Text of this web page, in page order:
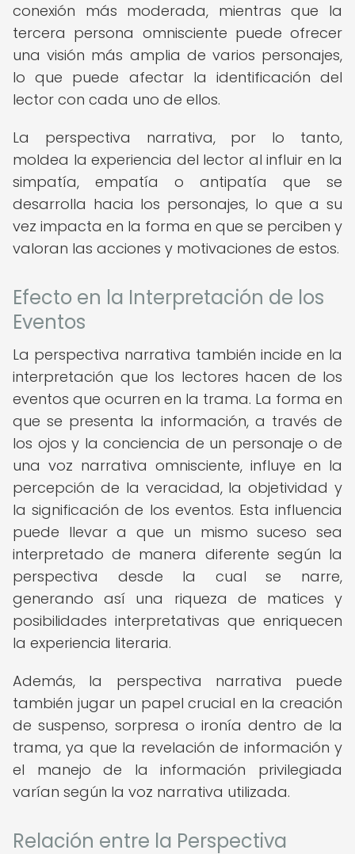
conexión más moderada, mientras que la
tercera persona omnisciente puede ofrecer
una visión más amplia de varios personajes,
lo que puede afectar la identificación del
lector con cada uno de ellos.
La perspectiva narrativa, por lo tanto,
moldea la experiencia del lector al influir en la
simpatía, empatía o antipatía que se
desarrolla hacia los personajes, lo que a su
vez impacta en la forma en que se perciben y
valoran las acciones y motivaciones de estos.
Efecto en la Interpretación de los
Eventos
La perspectiva narrativa también incide en la
interpretación que los lectores hacen de los
eventos que ocurren en la trama. La forma en
que se presenta la información, a través de
los ojos y la conciencia de un personaje o de
una voz narrativa omnisciente, influye en la
percepción de la veracidad, la objetividad y
la significación de los eventos. Esta influencia
puede llevar a que un mismo suceso sea
interpretado de manera diferente según la
perspectiva desde la cual se narre,
generando así una riqueza de matices y
posibilidades interpretativas que enriquecen
la experiencia literaria.
Además, la perspectiva narrativa puede
también jugar un papel crucial en la creación
de suspenso, sorpresa o ironía dentro de la
trama, ya que la revelación de información y
el manejo de la información privilegiada
varían según la voz narrativa utilizada.
Relación entre la Perspectiva